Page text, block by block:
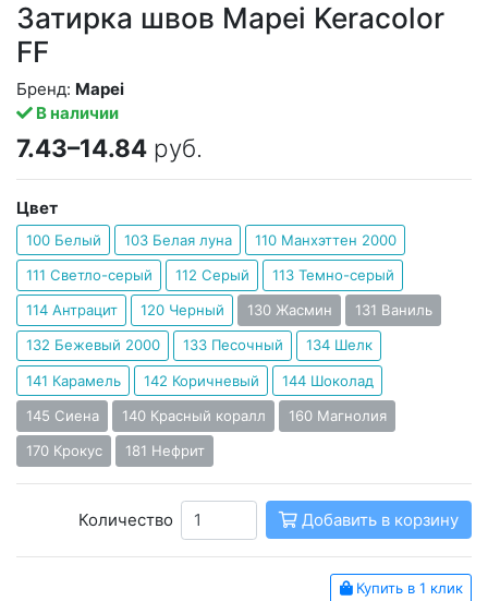
Затирка швов Mapei Keracolor
FF
В наличии
Бренд: Mapei
7.43–14.84 руб.
Цвет
100 Белый 103 Белая луна 110 Манхэттен 2000
111 Светло-серый 112 Серый 113 Темно-серый
114 Антрацит 120 Черный 130 Жасмин 131 Ваниль
132 Бежевый 2000 133 Песочный 134 Шелк
141 Карамель 142 Коричневый 144 Шоколад
145 Сиена 140 Красный коралл 160 Магнолия
170 Крокус 181 Нефрит
Количество Добавить в корзину
Купить в 1 клик